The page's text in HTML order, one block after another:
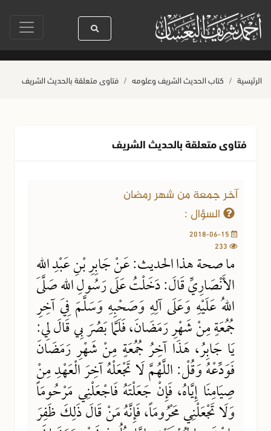
رسول الله ﷺ كله رحمة صلاة آخر أربعاء من صفر حياة القلوب وصحتها
الرئيسية كتاب الحديث الشريف وعلومه فتاوى متعلقة بالحديث الشريف
فتاوى متعلقة بالحديث الشريف
آخر جمعة من شهر رمضان
السؤال :
ما صحة هذا الحديث: عَنْ جَابِرِ بْنِ عَبْدِ اللهِ
الأَنْصَارِيِّ قَالَ: دَخَلْتُ عَلَى رَسُولِ اللهِ صَلَّى
اللهُ عَلَيْهِ وَعَلَى آلِهِ وَصَحْبِهِ وَسَلَّمَ فِي آخِرِ
جُمُعَةٍ مِنْ شَهْرِ رَمَضَانَ، فَلَمَّا بَصُرَ بِي قَالَ لِي:
يَا جَابِرُ، هَذَا آخِرُ جُمُعَةٍ مِنْ شَهْرِ رَمَضَانَ
فَوَدِّعْهُ وَقُلْ: اللَّهُمَّ لَا تَجْعَلْهُ آخِرَ الْعَهْدِ مِنْ
صِيَامِنَا إِيَّاهُ، فَإِنْ جَعَلْتَهُ فَاجْعَلْنِي مَرْحُومَاً
وَلَا تَجْعَلْنِي مَحْرُومَاً، فَإِنَّهُ مَنْ قَالَ ذَلِكَ ظَفِرَ